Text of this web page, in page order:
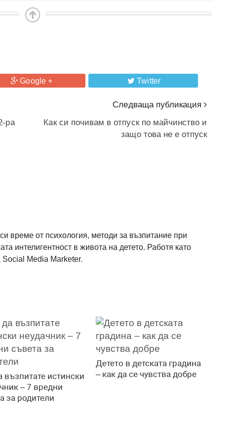
Google + Twitter
ра
Следваща публикация
Как си почивам в отпуск по майчинство и
защо това не е отпуск
време от психология, методи за възпитание при
интелигентност в живота на детето. Работя като
Media Marketer.
възпитате истински
– 7 вредни
за родители
Детето в детската градина
– как да ce чувства добре